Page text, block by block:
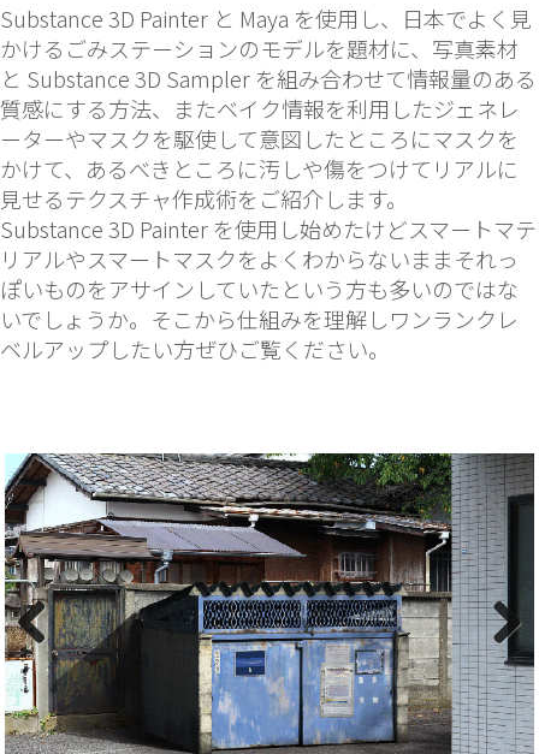
Substance 3D Painter と Maya を使用し、日本でよく見
かけるごみステーションのモデルを題材に、写真素材
と Substance 3D Sampler を組み合わせて情報量のある
質感にする方法、またベイク情報を利用したジェネレ
ーターやマスクを駆使して意図したところにマスクを
かけて、あるべきところに汚しや傷をつけてリアルに
見せるテクスチャ作成術をご紹介します。
Substance 3D Painter を使用し始めたけどスマートマテ
リアルやスマートマスクをよくわからないままそれっ
ぽいものをアサインしていたという方も多いのではな
いでしょうか。そこから仕組みを理解しワンランクレ
ベルアップしたい方ぜひご覧ください。
Previous Next